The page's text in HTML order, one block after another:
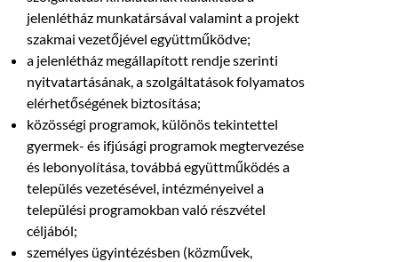
jelenlétház munkatársával valamint a projekt
szakmai vezetőjével együttműködve;
a jelenlétház megállapított rendje szerinti
nyitvatartásának, a szolgáltatások folyamatos
elérhetőségének biztosítása;
közösségi programok, különös tekintettel
gyermek- és ifjúsági programok megtervezése
és lebonyolítása, továbbá együttműködés a
település vezetésével, intézményeivel a
települési programokban való részvétel
céljából;
személyes ügyintézésben (közművek,